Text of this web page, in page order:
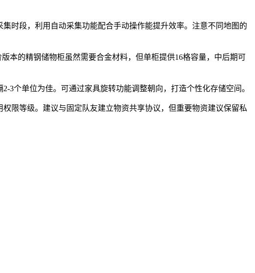
时段，利用自动采集功能配合手动操作能提升效率。注意不同地图的
本的精钢储物柜虽然需要合金材料，但单柜提供16格容量，中后期可
3个单位为佳。可通过家具旋转功能调整朝向，打造个性化存储空间。
限等级。建议与固定队友建立物资共享协议，但重要物资建议保留私